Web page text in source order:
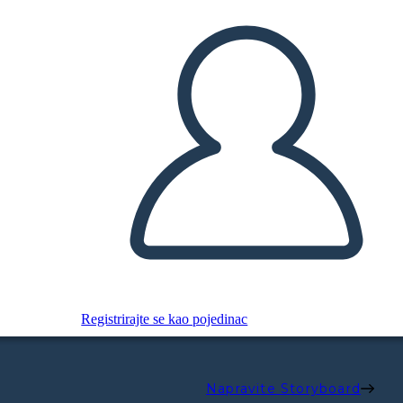
Registrirajte se kao pojedinac
Napravite Storyboard